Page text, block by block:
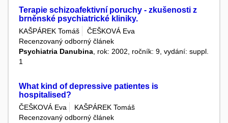
Terapie schizoafektivní poruchy - zkušenosti z
brněnské psychiatrické kliniky.
KAŠPÁREK Tomáš
ČEŠKOVÁ Eva
Recenzovaný odborný článek
Psychiatria Danubina , rok: 2002, ročník: 9, vydání: suppl.
1
What kind of depressive patientes is
hospitalised?
ČEŠKOVÁ Eva
KAŠPÁREK Tomáš
Recenzovaný odborný článek